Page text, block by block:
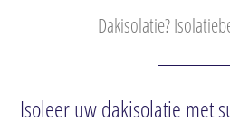
Dakisolatie?
Isoleer uw dakisolatie met